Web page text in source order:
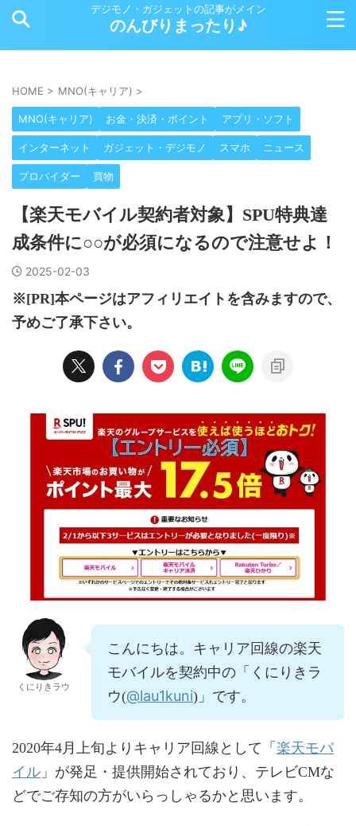
デジモノ・ガジェットの記事がメイン
のんびりまったり♪
HOME > MNO(キャリア) >
MNO(キャリア) お金・決済・ポイント アプリ・ソフト
インターネット ガジェット・デジモノ スマホ ニュース
プロバイダー 買物
【楽天モバイル契約者対象】SPU特典達
成条件に○○が必須になるので注意せよ！
2025-02-03
※[PR]本ページはアフィリエイトを含みますので、
予めご了承下さい。
くにりきラウ
こんにちは。キャリア回線の楽天
モバイルを契約中の「くにりきラ
ウ(@lau1kuni)」です。
2020年4月上旬よりキャリア回線として「 楽天モバ
イル 」が発足・提供開始されており、テレビCMな
どでご存知の方がいらっしゃるかと思います。